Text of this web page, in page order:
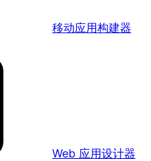
移动应用构建器
Web 应用设计器